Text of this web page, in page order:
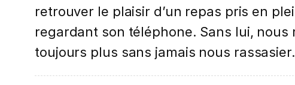
retrouver le plaisir d’un repas pris en
regardant son téléphone. Sans lui,
toujours plus sans jamais nous rassasier.